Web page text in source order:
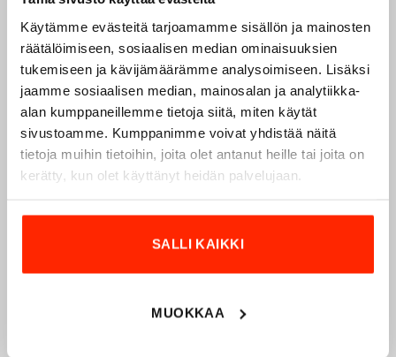
Käytämme evästeitä tarjoamamme sisällön ja mainosten
räätälöimiseen, sosiaalisen median ominaisuuksien
tukemiseen ja kävijämäärämme analysoimiseen. Lisäksi
jaamme sosiaalisen median, mainosalan ja analytiikka-
alan kumppaneillemme tietoja siitä, miten käytät
sivustoamme. Kumppanimme voivat yhdistää näitä
tietoja muihin tietoihin, joita olet antanut heille tai joita on
kerätty, kun olet käyttänyt heidän palvelujaan.
SALLI KAIKKI
MUOKKAA
Origopro – Suomalainen laatumerkki vuodesta
1975
Origoproon suomalainen turvallisuus- ja
ulkoiluvaatetukseen erikoistunut yritys, joka on toiminut
vuodesta 1975. Origoprovalmistaa laadukkaita vaatteita,
jotka on kehitetty vuosikymmenten kokemuksella
puolustusvoimien ja poliisin sopimusvalmistajana.
innovoimaan entistä parempia ratkaisuja.